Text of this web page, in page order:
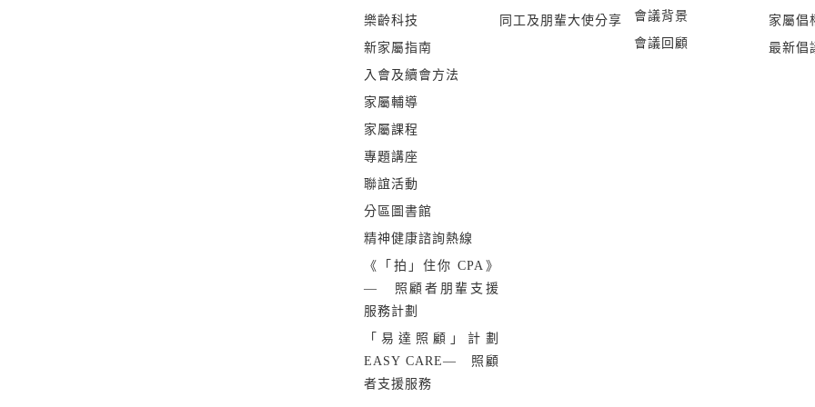
樂齡科技
新家屬指南
入會及續會方法
家屬輔導
家屬課程
專題講座
聯誼活動
分區圖書館
精神健康諮詢熱線
《「拍」住你 CPA》
— 照顧者朋輩支援
服務計劃
「易達照顧」計劃
EASY CARE— 照顧
者支援服務
同工及朋輩大使分享
會議背景
會議回顧
家屬倡
最新倡